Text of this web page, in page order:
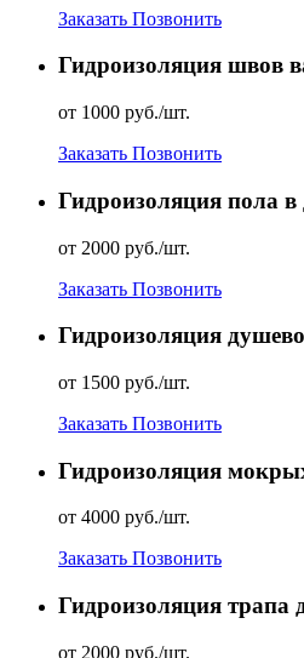
Заказать Позвонить
Гидроизоляция швов
от 1000 руб./шт.
Заказать Позвонить
Гидроизоляция пола
от 2000 руб./шт.
Заказать Позвонить
Гидроизоляция
от 1500 руб./шт.
Заказать Позвонить
Гидроизоляция
от 4000 руб./шт.
Заказать Позвонить
Гидроизоляция трапа
от 2000 руб./шт.